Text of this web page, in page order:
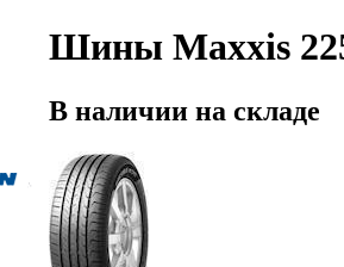
Шины Maxxis
В наличии на складе